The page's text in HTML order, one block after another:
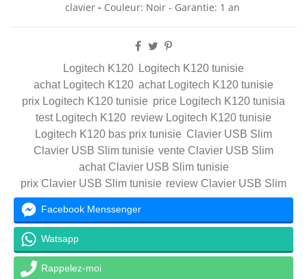
clavier- Couleur: Noir - Garantie: 1 an
Logitech K120 Logitech K120 tunisie
achat Logitech K120 achat Logitech K120 tunisie
prix Logitech K120 tunisie price Logitech K120 tunisia
test Logitech K120 review Logitech K120 tunisie
Logitech K120 bas prix tunisie Clavier USB Slim
Clavier USB Slim tunisie vente Clavier USB Slim
achat Clavier USB Slim tunisie
prix Clavier USB Slim tunisie review Clavier USB Slim
Facebook Menssenger
Watsapp
Rappelez-moi